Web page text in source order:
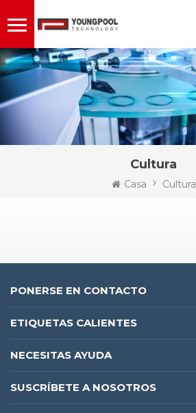
Cultura
Casa Cultura
PONERSE EN CONTACTO
ETIQUETAS CALIENTES
NECESITAS AYUDA
SUSCRÍBETE A NOSOTROS